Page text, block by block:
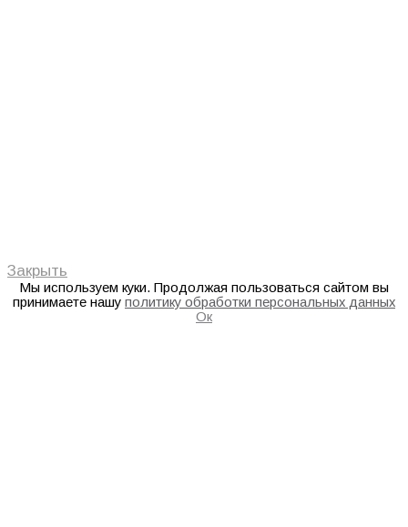
Закрыть
Мы используем куки. Продолжая пользоваться сайтом вы
принимаете нашу политику обработки персональных данных
Ок